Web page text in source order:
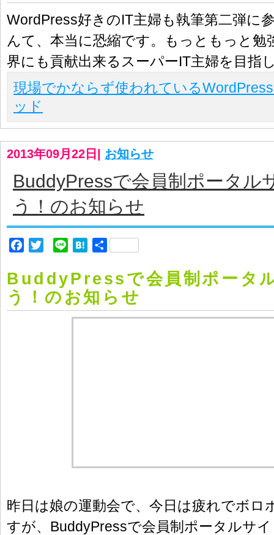
WordPress好きのIT主婦も執筆第二弾に
んて、本当に恐縮です。もっともっと勉
界にも貢献出来るスーパーIT主婦を目指
現場でかならず使われている
ッド
2013年09月22日 お知らせ
BuddyPressで会員制ポータル
う！のお知らせ
Facebook
Twitter Line Hatena
共
BuddyPressで会員制ポータ
う！のお知らせ
昨日は娘の運動会で、今日は疲れでボロ
すが、BuddyPressで会員制ポータルサ